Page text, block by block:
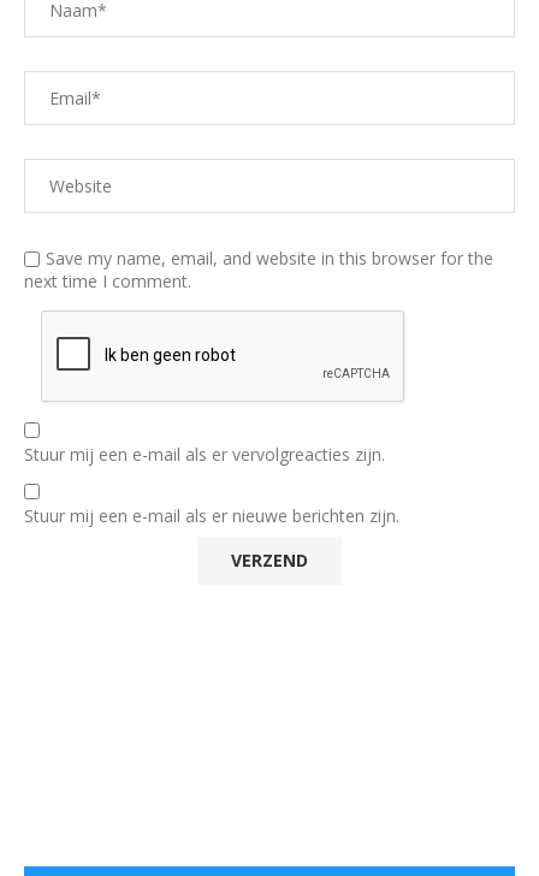
Save my name, email, and website in this browser for the
next time I comment.
Stuur mij een e-mail als er vervolgreacties zijn.
Stuur mij een e-mail als er nieuwe berichten zijn.